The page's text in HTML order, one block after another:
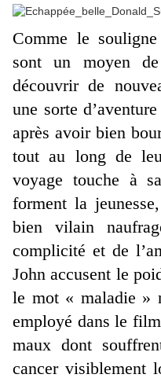
Comme le
sont un moyen
découvrir de
une sorte
après avoir bien
tout au long de
voyage touche à
forment la
bien vilain
complicité et de
John accusent le
le mot « maladie »
employé dans le
maux dont
cancer visiblement